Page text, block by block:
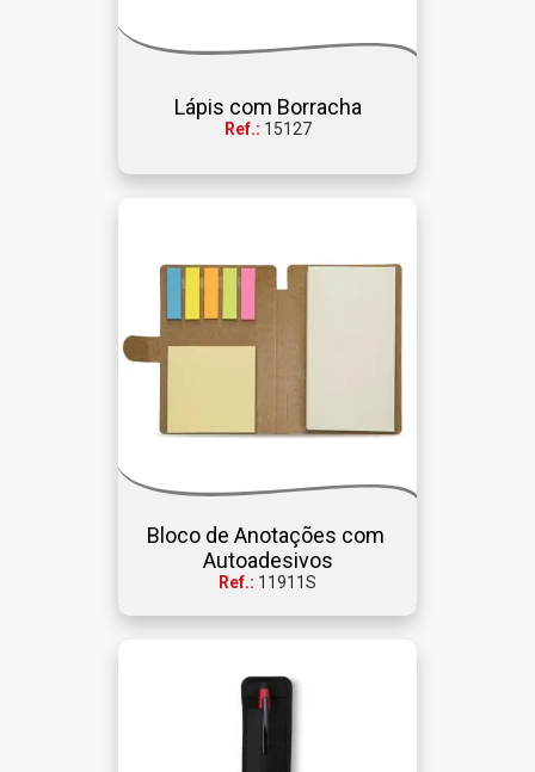
Lápis com Borracha
Ref.: 15127
Bloco de Anotações com
Autoadesivos
Ref.: 11911S